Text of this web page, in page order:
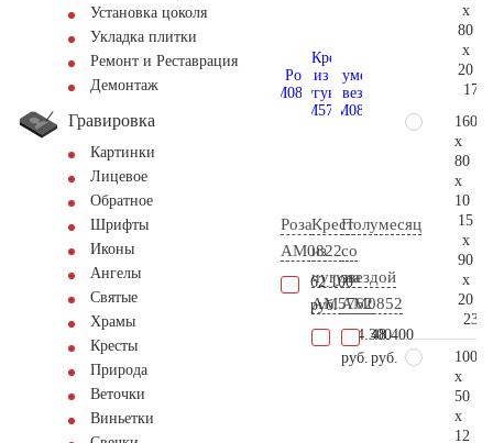
Установка цоколя
Укладка плитки
Ремонт и Реставрация
Демонтаж
Гравировка
Картинки
Лицевое
Обратное
Шрифты
Иконы
Ангелы
Святые
Храмы
Кресты
Природа
Веточки
Виньетки
Роза
AM0822
62.100
руб.
Крест
из
чугуна
AM5762
124.300
руб.
Полумесяц
со
звездой
AM0852
48.400
руб.
x
80
x
20
160
x
80
x
10
15
x
90
x
20
100
x
50
x
12